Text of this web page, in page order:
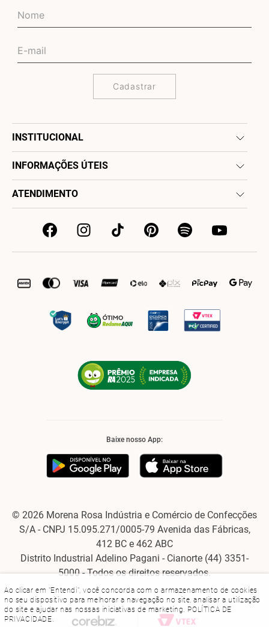
Ao clicar em "Entendi", você concorda com o armazenamento de cookies
no seu dispositivo para melhorar a navegação no site, analisar a utilização
do site e ajudar nas nossas iniciativas de marketing. POLÍTICA DE
PRIVACIDADE.
Cadastrar
INSTITUCIONAL
INFORMAÇÕES ÚTEIS
ATENDIMENTO
Baixe nosso App:
© 2026 Morena Rosa Indústria e Comércio de Confecções
S/A - CNPJ 15.095.271/0005-79 Avenida das Fábricas,
412 BC e 462 ABC
Distrito Industrial Adelino Pagani - Cianorte (44) 3351-
5000 - Todos os direitos reservados.